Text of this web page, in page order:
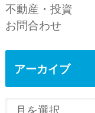
不動産・投資
お問合わせ
アーカイブ